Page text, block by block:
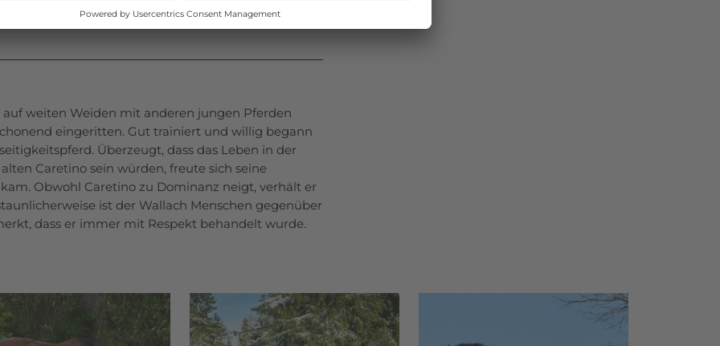
weiten Weiden mit anderen jungen Pferden
eingeritten. Gut trainiert und willig begann
Überzeugt, dass das Leben in der
Caretino sein würden, freute sich seine
Obwohl Caretino zu Dominanz neigt, verhält er
ist der Wallach Menschen gegenüber
dass er immer mit Respekt behandelt wurde.